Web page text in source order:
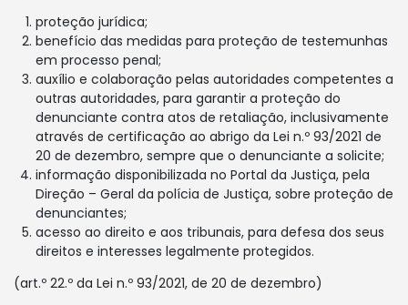
proteção jurídica;
benefício das medidas para proteção de testemunhas
em processo penal;
auxílio e colaboração pelas autoridades competentes a
outras autoridades, para garantir a proteção do
denunciante contra atos de retaliação, inclusivamente
através de certificação ao abrigo da Lei n.º 93/2021 de
20 de dezembro, sempre que o denunciante a solicite;
informação disponibilizada no Portal da Justiça, pela
Direção – Geral da polícia de Justiça, sobre proteção de
denunciantes;
acesso ao direito e aos tribunais, para defesa dos seus
direitos e interesses legalmente protegidos.
(art.º 22.º da Lei n.º 93/2021, de 20 de dezembro)